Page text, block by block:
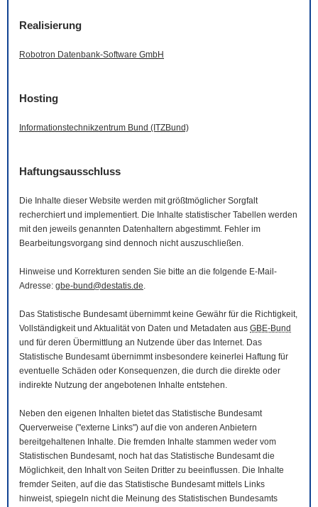
Realisierung
Robotron Datenbank-Software GmbH
Hosting
Informationstechnikzentrum Bund (ITZBund)
Haftungsausschluss
Die Inhalte dieser Website werden mit größtmöglicher Sorgfalt
recherchiert und implementiert. Die Inhalte statistischer Tabellen werden
mit den jeweils genannten Datenhaltern abgestimmt. Fehler im
Bearbeitungsvorgang sind dennoch nicht auszuschließen.
Hinweise und Korrekturen senden Sie bitte an die folgende E-Mail -
Adresse: gbe-bund@destatis.de.
Das Statistische Bundesamt übernimmt keine Gewähr für die Richtigkeit,
Vollständigkeit und Aktualität von Daten und Metadaten aus GBE-Bund
und für deren Übermittlung an Nutzende über das Internet. Das
Statistische Bundesamt übernimmt insbesondere keinerlei Haftung für
eventuelle Schäden oder Konsequenzen, die durch die direkte oder
indirekte Nutzung der angebotenen Inhalte entstehen.
Neben den eigenen Inhalten bietet das Statistische Bundesamt
Querverweise ("externe Links") auf die von anderen Anbietern
bereitgehaltenen Inhalte. Die fremden Inhalte stammen weder vom
Statistischen Bundesamt, noch hat das Statistische Bundesamt die
Möglichkeit, den Inhalt von Seiten Dritter zu beeinflussen. Die Inhalte
fremder Seiten, auf die das Statistische Bundesamt mittels Links
hinweist, spiegeln nicht die Meinung des Statistischen Bundesamts